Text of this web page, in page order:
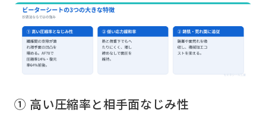
① 高い圧縮率と相手面なじみ性